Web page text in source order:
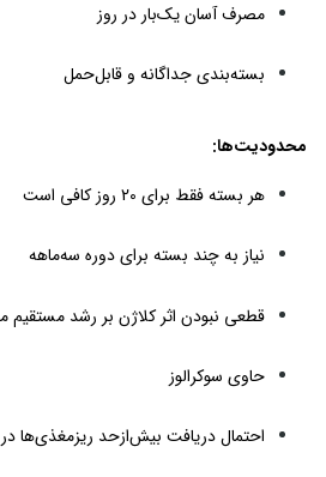
مصرف آسان یک‌بار در روز
بسته‌بندی جداگانه و قابل‌حمل
محدودیت‌ها:
هر بسته فقط برای 20 روز کافی است
نیاز به چند بسته برای دوره سه‌ماهه
قطعی نبودن اثر کلاژن بر رشد مستقیم
حاوی سوکرالوز
احتمال دریافت بیش‌ازحد ریزمغذی‌ها